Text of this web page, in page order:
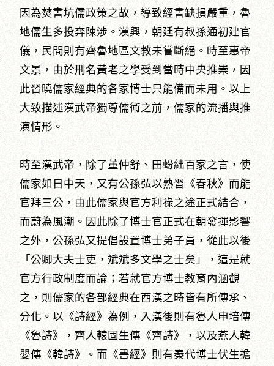
因為焚書坑儒政策之故，導致經書缺損嚴重，魯
地儒生多投奔陳涉。漢興，朝廷有叔孫通初建官
儀，民間則有齊魯地區文教未嘗斷絕。時至惠帝
文景，由於刑名黃老之學受到當時中央推崇，因
此習曉儒家經典的各家博士只能備而未用。以上
大致描述漢武帝獨尊儒術之前，儒家的流播與推
演情形。
時至漢武帝，除了董仲舒、田蚡絀百家之言，使
儒家如日中天，又有公孫弘以熟習《春秋》而能
官拜三公，由此儒家與官方利祿之途正式結合，
而蔚為風潮。因此除了博士官正式在朝發揮影響
之外，公孫弘又提倡設置博士弟子員，從此以後
「公卿大夫士吏，斌斌多文學之士矣」，這是就
官方行政制度而論；若就官方博士教育內涵觀
之，則儒家的各部經典在西漢之時皆有所傳承、
分化。以《詩經》為例，入漢後則有魯人申培傳
《魯詩》，齊人轅固生傳《齊詩》，以及燕人韓
嬰傳《韓詩》。而《書經》則有秦代博士伏生擔